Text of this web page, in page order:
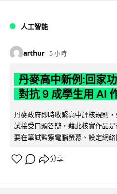
人工智能
arthur 5 小時
丹麥高中新例:回家
對抗 9 成學生用 AI
丹麥政府即時收緊高中評核規則
試接受口頭答辯，藉此核實作品
要在筆試監察電腦螢幕、設定網絡
分享